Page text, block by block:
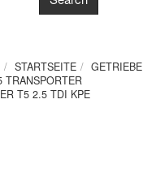
STARTSEITE GETRIEBE
TRANSPORTER
T5 2.5 TDI KPE